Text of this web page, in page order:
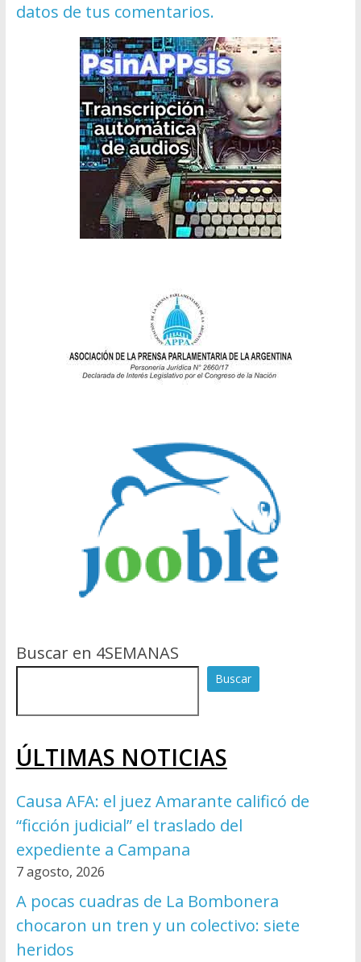
datos de tus comentarios.
Buscar en 4SEMANAS
Buscar
ÚLTIMAS NOTICIAS
Causa AFA: el juez Amarante calificó de
“ficción judicial” el traslado del
expediente a Campana
7 agosto, 2026
A pocas cuadras de La Bombonera
chocaron un tren y un colectivo: siete
heridos